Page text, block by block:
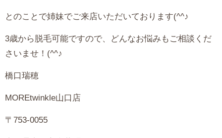
とのことで姉妹でご来店いただいております(^^♪
3歳から脱毛可能ですので、どんなお悩みもご相談くだ
さいませ！(^^♪
橋口瑞穂
MOREtwinkle山口店
〒753-0055